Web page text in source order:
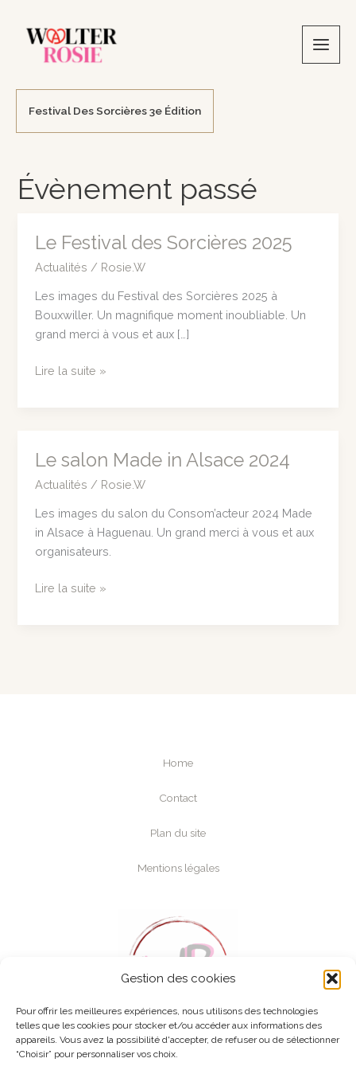
Gestion des cookies
Pour offrir les meilleures expériences, nous utilisons des technologies
telles que les cookies pour stocker et/ou accéder aux informations des
appareils. Vous avez la possibilité d'accepter, de refuser ou de sélectionner
“Choisir” pour personnaliser vos choix.
contenu
Festival Des Sorcières 3e Édition
Évènement passé
Le Festival des Sorcières 2025
Actualités / Rosie.W
Les images du Festival des Sorcières 2025 à
Bouxwiller. Un magnifique moment inoubliable. Un
grand merci à vous et aux […]
Le
Lire la suite »
Le salon Made in Alsace 2024
Actualités / Rosie.W
Les images du salon du Consom’acteur 2024 Made
in Alsace à Haguenau. Un grand merci à vous et aux
organisateurs.
Le
Lire la suite »
Home
Contact
Plan du site
Mentions légales